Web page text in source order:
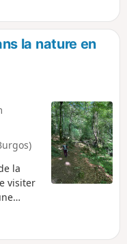
catholique de style
dans son
sont chacune, un
sur le sol, se
Ne pas
María la Real de
centre historique, la
une journée à
sixième étape de
la nature en
la
visiter
oublié
a